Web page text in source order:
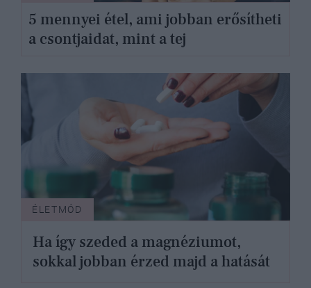
5 mennyei étel, ami jobban erősítheti
a csontjaidat, mint a tej
ÉLETMÓD
Ha így szeded a magnéziumot,
sokkal jobban érzed majd a hatását